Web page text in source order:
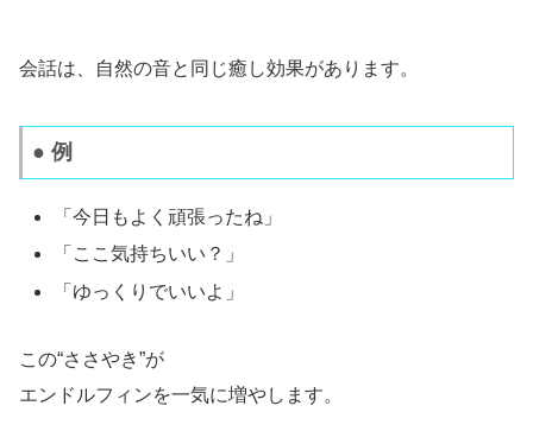
会話は、自然の音と同じ癒し効果があります。
● 例
「今日もよく頑張ったね」
「ここ気持ちいい？」
「ゆっくりでいいよ」
この“ささやき”が
エンドルフィンを一気に増やします。